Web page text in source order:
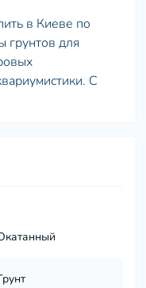
в Киеве по
грунтов для
С